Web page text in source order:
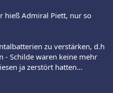
hieß Admiral Piett, nur so
zu verstärken, d.h
- Schilde waren keine mehr
ja zerstört hatten...